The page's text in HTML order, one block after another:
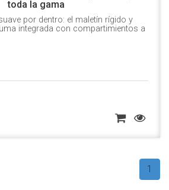
toda la gama
por dentro: el maletín rígido y
integrada con compartimientos a
1